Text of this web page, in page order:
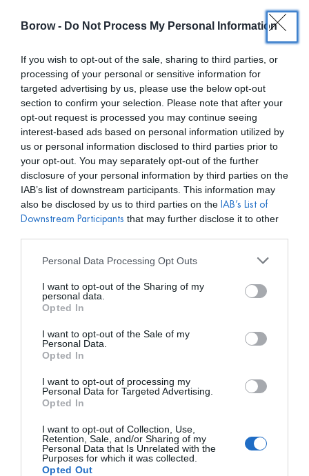
Borow - Do Not Process My Personal Information
If you wish to opt-out of the sale, sharing to third parties, or
processing of your personal or sensitive information for
targeted advertising by us, please use the below opt-out
section to confirm your selection. Please note that after your
opt-out request is processed you may continue seeing
interest-based ads based on personal information utilized by
us or personal information disclosed to third parties prior to
your opt-out. You may separately opt-out of the further
disclosure of your personal information by third parties on the
IAB’s list of downstream participants. This information may
also be disclosed by us to third parties on the IAB’s List of
Downstream Participants that may further disclose it to other
Personal Data Processing Opt Outs
I want to opt-out of the Sharing of my
personal data.
Opted In
I want to opt-out of the Sale of my
Personal Data.
Opted In
I want to opt-out of processing my
Personal Data for Targeted Advertising.
Opted In
I want to opt-out of Collection, Use,
Retention, Sale, and/or Sharing of my
Personal Data that Is Unrelated with the
Purposes for which it was collected.
Opted Out
0,00€